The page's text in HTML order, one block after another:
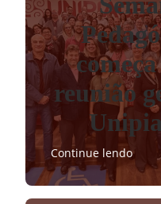
reunião
Continue lendo